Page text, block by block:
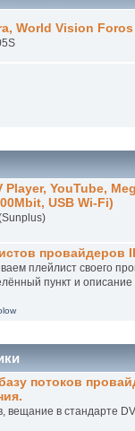
Vision
YouTube,
USB Wi-Fi)
провайдеров
плейлист своего
пункт и описание
потоков